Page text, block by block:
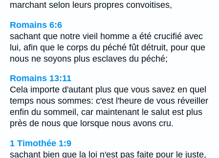
marchant selon leurs propres convoitises,
Romains 6:6
sachant que notre vieil homme a été crucifié avec
lui, afin que le corps du péché fût détruit, pour que
nous ne soyons plus esclaves du péché;
Romains 13:11
Cela importe d'autant plus que vous savez en quel
temps nous sommes: c'est l'heure de vous réveiller
enfin du sommeil, car maintenant le salut est plus
près de nous que lorsque nous avons cru.
1 Timothée 1:9
sachant bien que la loi n'est pas faite pour le juste,